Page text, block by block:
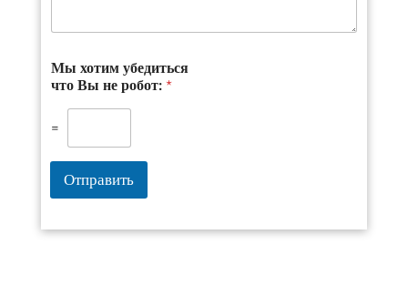
Мы хотим убедиться
что Вы не робот: *
=
Отправить